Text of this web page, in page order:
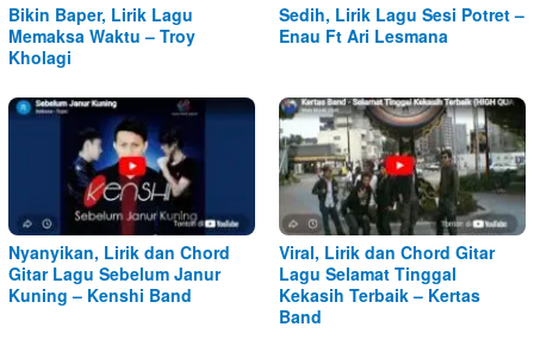
Bikin Baper, Lirik Lagu
Memaksa Waktu – Troy
Kholagi
Sedih, Lirik Lagu Sesi Potret –
Enau Ft Ari Lesmana
Nyanyikan, Lirik dan Chord
Gitar Lagu Sebelum Janur
Kuning – Kenshi Band
Viral, Lirik dan Chord Gitar
Lagu Selamat Tinggal
Kekasih Terbaik – Kertas
Band